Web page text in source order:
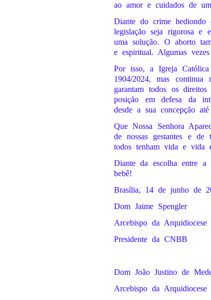
ao amor e cuidados de
Diante do crime hediondo
legislação seja rigorosa e
uma solução. O aborto
e espiritual. Algumas
Por isso, a Igreja
1904/2024, mas
garantam todos os
posição em defesa da
desde a sua concepção
Que Nossa Senhora
de nossas gestantes e de
todos tenham vida e vida
Diante da escolha entre
bebê!
Brasília, 14 de junho de
Dom Jaime Spengler
Arcebispo da
Presidente da CNBB
Dom João Justino de
Arcebispo da